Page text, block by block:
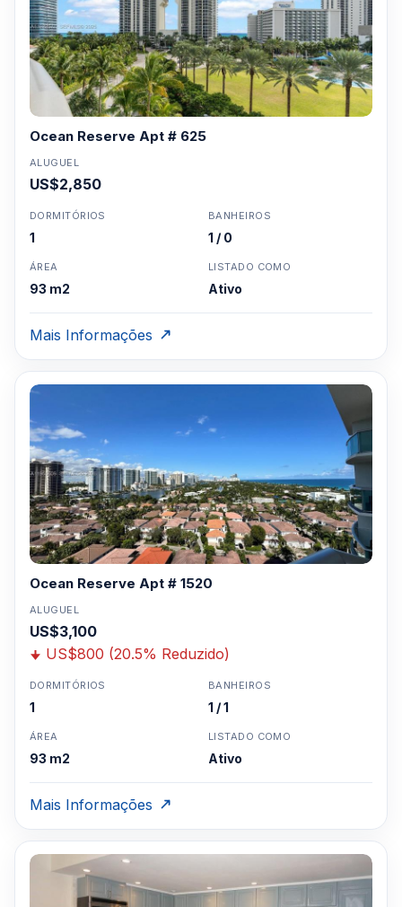
Ocean Reserve Apt # 625
ALUGUEL
US$2,850
DORMITÓRIOS
1
BANHEIROS
1 / 0
ÁREA
93 m2
LISTADO COMO
Ativo
Mais Informações
Ocean Reserve Apt # 1520
ALUGUEL
US$3,100
US$800 (20.5% Reduzido)
DORMITÓRIOS
1
BANHEIROS
1 / 1
ÁREA
93 m2
LISTADO COMO
Ativo
Mais Informações